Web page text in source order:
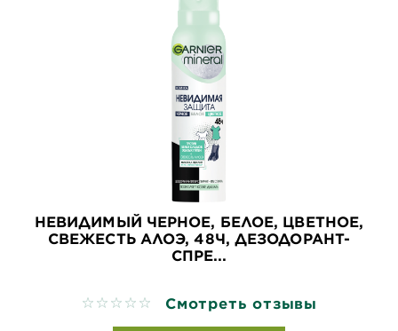
НЕВИДИМЫЙ ЧЕРНОЕ, БЕЛОЕ, ЦВЕТНОЕ,
СВЕЖЕСТЬ АЛОЭ, 48Ч, ДЕЗОДОРАНТ-
СПРЕ...
No reviews Смотреть отзывы